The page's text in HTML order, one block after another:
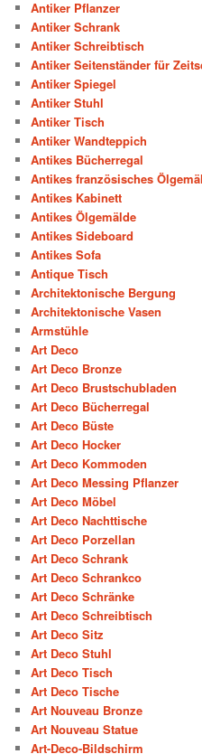
Antiker Pflanzer
Antiker Schrank
Antiker Schreibtisch
Antiker Seitenständer für
Antiker Spiegel
Antiker Stuhl
Antiker Tisch
Antiker Wandteppich
Antikes Bücherregal
Antikes französisches
Antikes Kabinett
Antikes Ölgemälde
Antikes Sideboard
Antikes Sofa
Antique Tisch
Architektonische Bergung
Architektonische Vasen
Armstühle
Art Deco
Art Deco Bronze
Art Deco Brustschubladen
Art Deco Bücherregal
Art Deco Büste
Art Deco Hocker
Art Deco Kommoden
Art Deco Messing Pflanzer
Art Deco Möbel
Art Deco Nachttische
Art Deco Porzellan
Art Deco Schrank
Art Deco Schrankco
Art Deco Schränke
Art Deco Schreibtisch
Art Deco Sitz
Art Deco Stuhl
Art Deco Tisch
Art Deco Tische
Art Nouveau Bronze
Art Nouveau Statue
Art-Deco-Bildschirm